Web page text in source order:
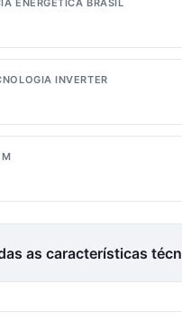
ENERGÉTICA BRASIL
INVERTER
as características